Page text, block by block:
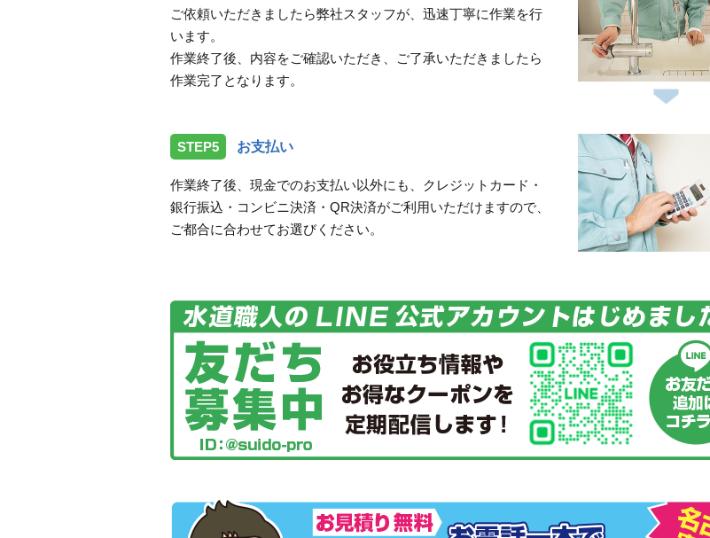
ご依頼いただきましたら弊社スタッフが、迅速丁寧に作業を行
います。
作業終了後、内容をご確認いただき、ご了承いただきましたら
作業完了となります。
STEP5 お支払い
作業終了後、現金でのお支払い以外にも、クレジットカード・
銀行振込・コンビニ決済・QR決済がご利用いただけますので、
ご都合に合わせてお選びください。